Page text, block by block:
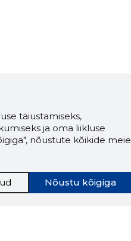
täiustamiseks,
ja oma liikluse
nõustute kõikide meie
Nõustu kõigiga